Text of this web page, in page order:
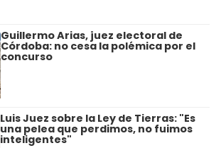
Guillermo Arias, juez electoral de
Córdoba: no cesa la polémica por el
concurso
Luis Juez sobre la Ley de Tierras: "Es
una pelea que perdimos, no fuimos
inteligentes"